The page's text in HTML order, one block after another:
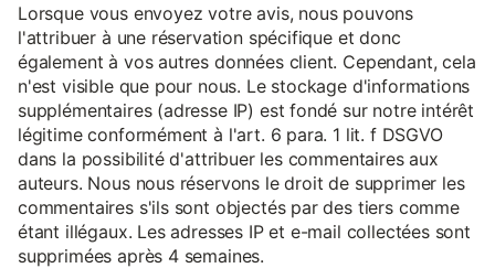
Lorsque vous envoyez votre avis, nous pouvons
l'attribuer à une réservation spécifique et donc
également à vos autres données client. Cependant, cela
n'est visible que pour nous. Le stockage d'informations
supplémentaires (adresse IP) est fondé sur notre intérêt
légitime conformément à l'art. 6 para. 1 lit. f DSGVO
dans la possibilité d'attribuer les commentaires aux
auteurs. Nous nous réservons le droit de supprimer les
commentaires s'ils sont objectés par des tiers comme
étant illégaux. Les adresses IP et e-mail collectées sont
supprimées après 4 semaines.